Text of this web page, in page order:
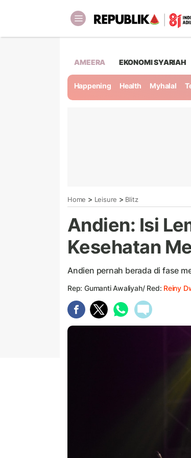
AMEERA EKONOMI SYARIAH
Happening Health Myhalal
Home > Leisure > Blitz
Andien: Isi
Kesehatan
Andien pernah berada di fase
Rep: Gumanti Awaliyah/ Red: Reiny